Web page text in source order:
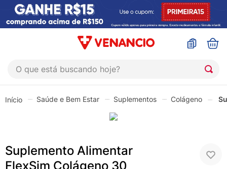
O que está buscando hoje?
Saúde e Bem Estar Suplementos Colágeno
Suplemento Alimentar
FlexSim Colágeno 30
1º
coristina
4º
fly gotas